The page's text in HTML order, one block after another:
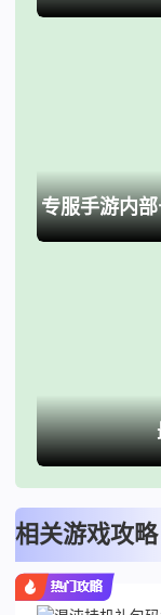
相关游戏攻略